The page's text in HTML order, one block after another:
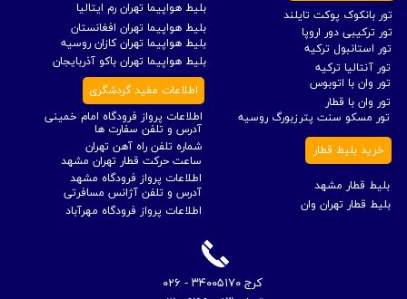
​کرج ۳۴۰۰۵۱۷۰ - ۰۲۶
تور ترکیبی دور اروپا بلیط هواپیما تهران افغانستان
بلیط قطار تهران وان
بلیط قطار مشهد
بلیط هواپیما تهران رم ایتالیا
اطلاعات پرواز فرودگاه امام خمینی
بلیط هواپیما تهران باکو آذربایجان
بلیط هواپیما تهران کازان روسیه
تور آنتالیا ترکیه
تور استانبول ترکیه
تور مسکو سنت پترزبورگ روسیه
تور وان با قطار
تور بانکوک پوکت تایلند
تور وان با اتوبوس
ساعت حرکت قطار تهران مشهد
خرید بلیط قطار شماره تلفن راه آهن تهران
اطلاعات پرواز فرودگاه مهرآباد
اطلاعات پرواز فرودگاه مشهد
آدرس و تلفن سفارت ها
آدرس و تلفن آژانس مسافرتی
اطلاعات مفید گردشگری